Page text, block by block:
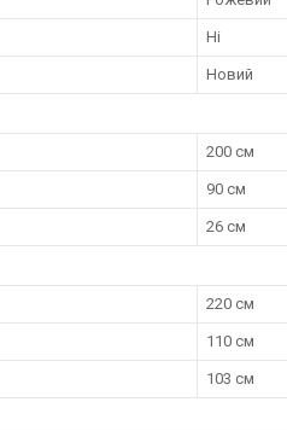
Ні
Новий
200 см
90 см
26 см
220 см
110 см
103 см